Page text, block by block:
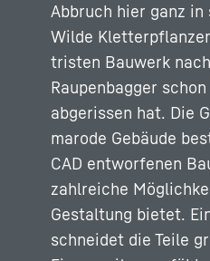
Abbruch hier ganz in
Wilde
tristen Bauwerk
Raupenbagger
abgerissen hat. Die
marode Gebäude
CAD entworfenen
zahlreiche
Gestaltung bietet.
schneidet die Teile